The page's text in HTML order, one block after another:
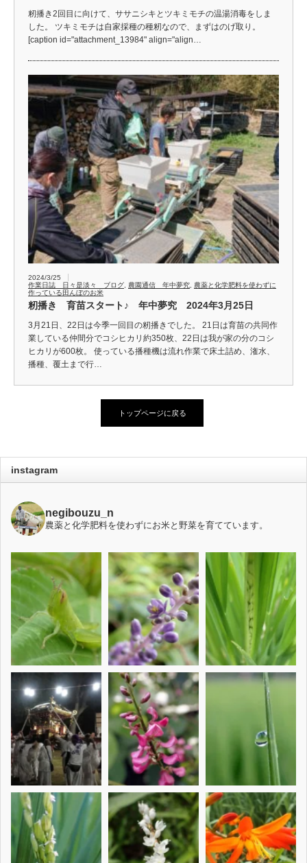
籾播き2回目に向けて、ササニシキとツキミモチの温湯消毒をしま
した。 ツキミモチは自家採種の種籾なので、まずはのげ取り。
[caption id="attachment_13984" align="align…
2024/3/25
作業日誌 日々是淡々 ブログ
農園通信 年中夢究
農薬と化学肥料を使わずに
作っている田んぼのお米
籾播き 育苗スタート♪ 年中夢究 2024年3月25日
3月21日、22日は今季一回目の籾播きでした。 21日は育苗の共同作
業している仲間分でコシヒカリ約350枚、22日は我が家の分のコシ
ヒカリが600枚。 使っている播種機は流れ作業で床土詰め、潅水、
播種、覆土まで行…
トップページに戻る
instagram
negibouzu_n
農薬と化学肥料を使わずにお米と野菜を育てています。